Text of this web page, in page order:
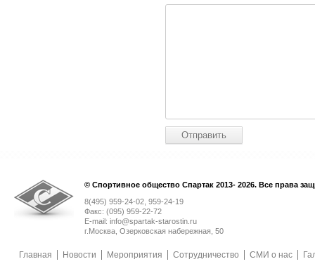
© Спортивное общество Спартак 2013- 2026. Все права
8(495) 959-24-02, 959-24-19
Факс: (095) 959-22-72
E-mail: info@spartak-starostin.ru
г.Москва, Озерковская набережная, 50
Главная Новости Мероприятия Сотрудничество СМИ о нас